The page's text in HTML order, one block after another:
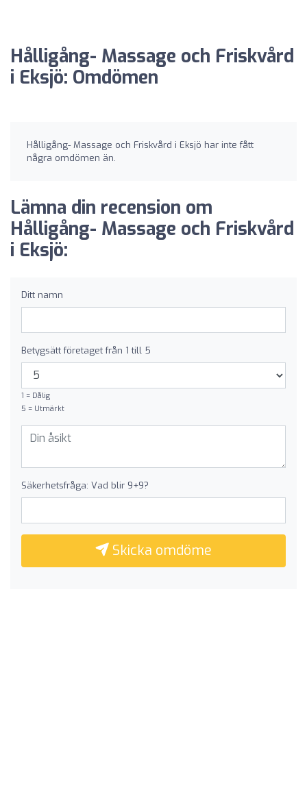
Hålligång- Massage och Friskvård
i Eksjö: Omdömen
Hålligång- Massage och Friskvård i Eksjö har inte fått
några omdömen än.
Lämna din recension om
Hålligång- Massage och Friskvård
i Eksjö:
Ditt namn
Betygsätt företaget från 1 till 5
1 = Dålig
5 = Utmärkt
Säkerhetsfråga: Vad blir 9+9?
Skicka omdöme